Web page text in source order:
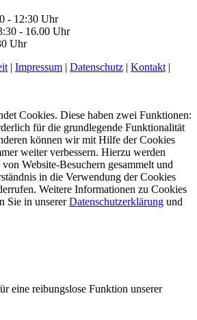
- 12:30 Uhr
- 16.00 Uhr
Uhr
| Impressum | Datenschutz | Kontakt |
Cookies. Diese haben zwei Funktionen:
für die grundlegende Funktionalität
können wir mit Hilfe der Cookies
weiter verbessern. Hierzu werden
Website-Besuchern gesammelt und
in die Verwendung der Cookies
Weitere Informationen zu Cookies
Sie in unsererDatenschutzerklärung und
eine reibungslose Funktion unserer